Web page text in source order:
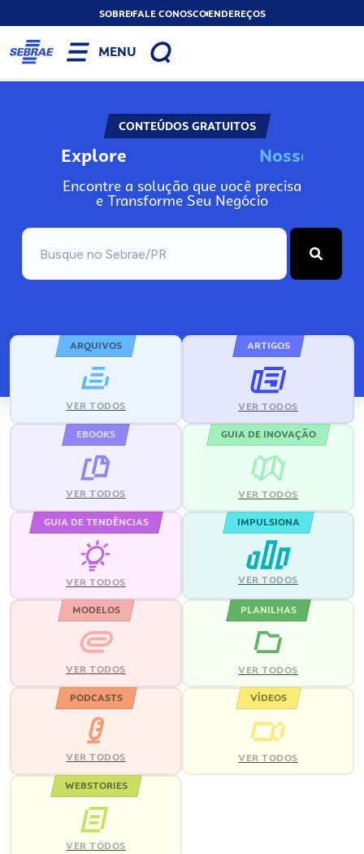
SOBREFALE CONOSCOENDEREÇOS
MENU
CONTEÚDOS GRATUITOS
Explore Noss
Encontre a solução que você precisa
e Transforme Seu Negócio
ARQUIVOS
VER TODOS
ARTIGOS
VER TODOS
EBOOKS
VER TODOS
GUIA DE INOVAÇÃO
VER TODOS
GUIA DE TENDÊNCIAS
VER TODOS
IMPULSIONA
VER TODOS
MODELOS
VER TODOS
PLANILHAS
VER TODOS
PODCASTS
VER TODOS
VÍDEOS
VER TODOS
WEBSTORIES
VER TODOS